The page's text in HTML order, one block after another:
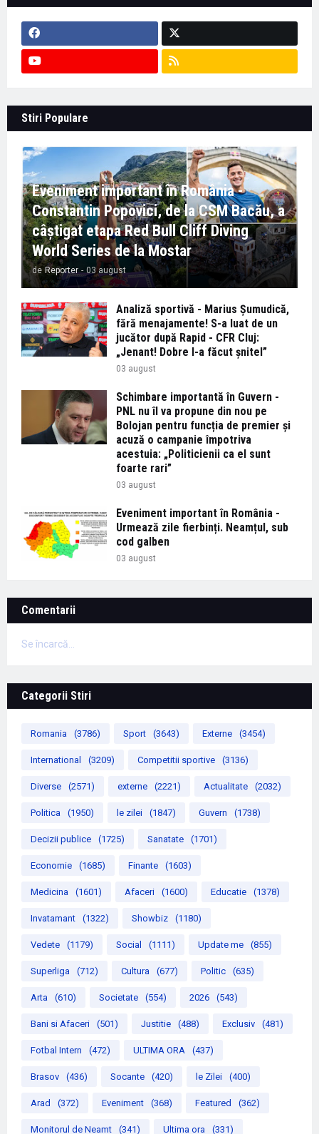
Stiri Populare
Eveniment important în România -
Constantin Popovici, de la CSM Bacău, a
câștigat etapa Red Bull Cliff Diving
World Series de la Mostar
de Reporter - 03 august
Analiză sportivă - Marius Șumudică,
fără menajamente! S-a luat de un
jucător după Rapid - CFR Cluj:
„Jenant! Dobre l-a făcut șnitel”
03 august
Schimbare importantă în Guvern -
PNL nu îl va propune din nou pe
Bolojan pentru funcția de premier și
acuză o campanie împotriva
acestuia: „Politicienii ca el sunt
foarte rari”
03 august
Eveniment important în România -
Urmează zile fierbinți. Neamțul, sub
cod galben
03 august
Comentarii
Se încarcă...
Categorii Stiri
Romania (3786) Sport (3643) Externe (3454)
International (3209) Competitii sportive (3136)
Diverse (2571) externe (2221) Actualitate (2032)
Politica (1950) le zilei (1847) Guvern (1738)
Decizii publice (1725) Sanatate (1701)
Economie (1685) Finante (1603)
Medicina (1601) Afaceri (1600) Educatie (1378)
Invatamant (1322) Showbiz (1180)
Vedete (1179) Social (1111) Update me (855)
Superliga (712) Cultura (677) Politic (635)
Arta (610) Societate (554) 2026 (543)
Bani si Afaceri (501) Justitie (488) Exclusiv (481)
Fotbal Intern (472) ULTIMA ORA (437)
Brasov (436) Socante (420) le Zilei (400)
Arad (372) Eveniment (368) Featured (362)
Monitorul de Neamt (341) Ultima ora (331)